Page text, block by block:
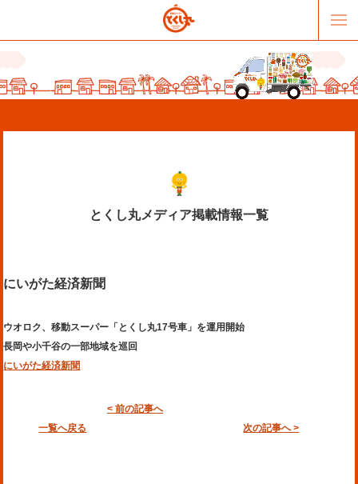
オススメリンク
お問合せ
とくし丸メディア掲載情報一覧
にいがた経済新聞
ウオロク、移動スーパー「とくし丸17号車」を運用開始
長岡や小千谷の一部地域を巡回
にいがた経済新聞
< 前の記事へ
一覧へ戻る
次の記事へ >